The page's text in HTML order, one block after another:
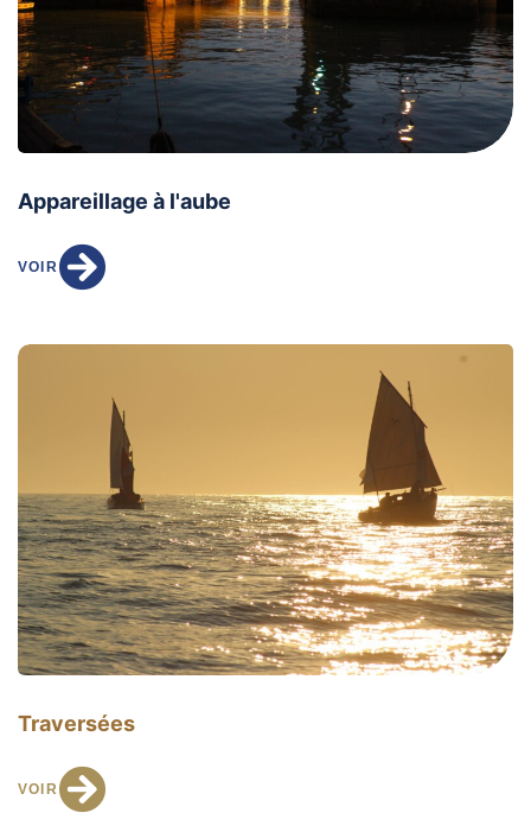
Appareillage à l'aube
VOIR
Traversées
VOIR